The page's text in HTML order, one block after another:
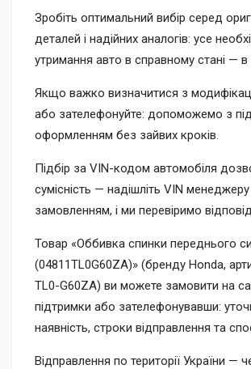
Зробіть оптимальний вибір серед
деталей і надійних аналогів: усе
утримання авто в справному стані — в
Якщо важко визначитися з
або зателефонуйте: допоможемо з
оформленням без зайвих кроків.
Підбір за VIN-кодом автомобіля
сумісність — надішліть VIN
замовленням, і ми перевіримо
Товар «Оббивка спинки переднього
(04811TL0G60ZA)» (бренду Honda,
TL0-G60ZA) ви можете замовити на
підтримки або зателефонувавши:
наявність, строки відправлення та
Відправлення по території України —